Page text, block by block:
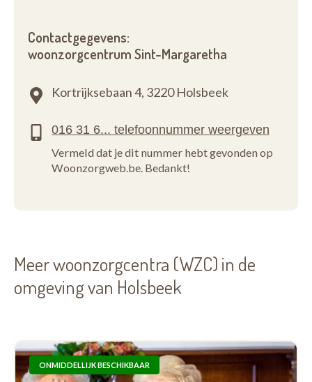
Contactgegevens:
woonzorgcentrum Sint-Margaretha
Kortrijksebaan 4, 3220 Holsbeek
Vermeld dat je dit nummer hebt gevonden op
Woonzorgweb.be. Bedankt!
Meer woonzorgcentra (WZC) in de
omgeving van Holsbeek
ONMIDDELLIJK BESCHIKBAAR